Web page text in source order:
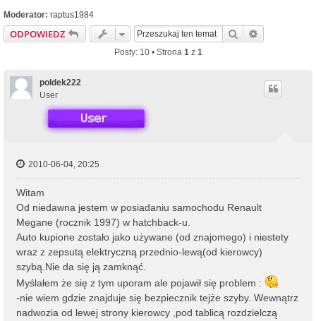
Moderator: raptus1984
ODPOWIEDZ Szukaj
Posty: 10 • Strona 1z 1
poldek222
User
2010-06-04, 20:25
Witam
Od niedawna jestem w posiadaniu samochodu Renault
Megane (rocznik 1997) w hatchback-u.
Auto kupione zostało jako używane (od znajomego) i niestety
wraz z zepsutą elektryczną przednio-lewą(od kierowcy)
szybą.Nie da się ją zamknąć.
Myślałem że się z tym uporam ale pojawił się problem :
-nie wiem gdzie znajduje się bezpiecznik tejże szyby..Wewnątrz
nadwozia od lewej strony kierowcy ,pod tablicą rozdzielczą